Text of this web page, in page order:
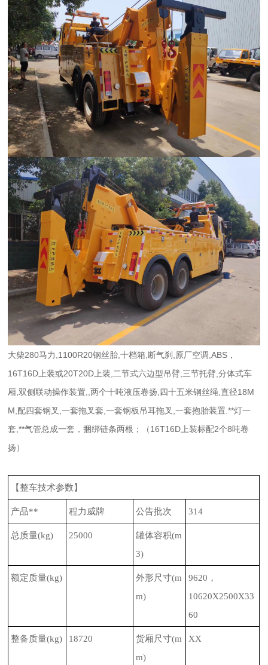
大柴280马力,1100R20钢丝胎,十档箱,断气刹,原厂空调,ABS，
16T16D上装或20T20D上装,二节式六边型吊臂,三节托臂,分体式车
厢,双侧联动操作装置,,两个十吨液压卷扬,四十五米钢丝绳,直径18M
M,配四套钢叉,一套拖叉套,一套钢板吊耳拖叉,一套抱胎装置.**灯一
套,**气管总成一套，捆绑链条两根；（16T16D上装标配2个8吨卷
扬）
【整车技术参数】
产品** 程力威牌 公告批次 314
总质量(kg) 25000 罐体容积(m
3)
额定质量(kg) 外形尺寸(m
m)
9620 ，
10620X2500X33
60
整备质量(kg) 18720 货厢尺寸(m
m)
XX